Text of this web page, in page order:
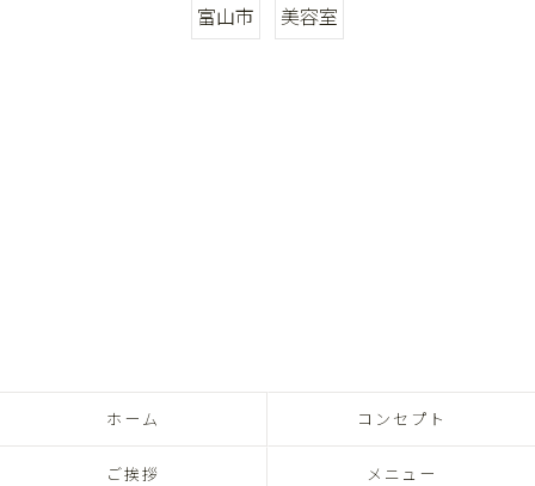
富山市 美容室
ホーム コンセプト
ご挨拶 メニュー